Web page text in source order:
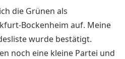
die Grünen als
Bockenheim auf. Meine
wurde bestätigt.
noch eine kleine Partei und